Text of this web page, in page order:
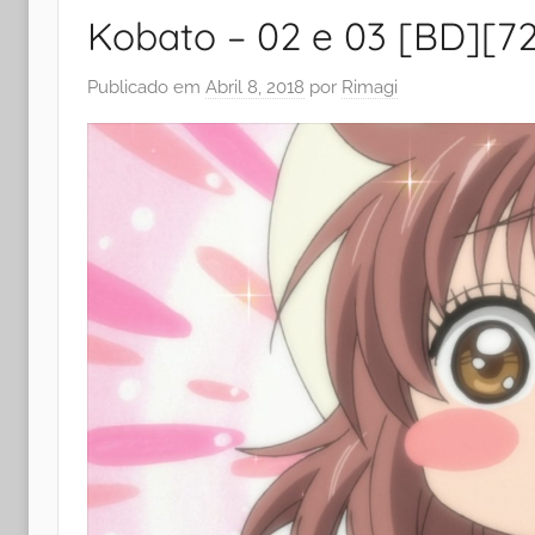
Kobato – 02 e 03
Publicado em Abril 8, 2018 por Rimagi